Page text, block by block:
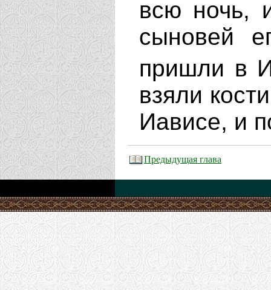
всю ночь,
сыновей
пришли в
взяли
Иависе, и
Предыдущая глава